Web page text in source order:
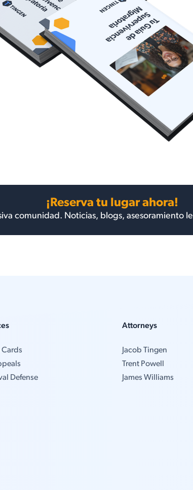
¡Reserva tu lugar ahora!
comunidad. Noticias, blogs, asesoramiento
Cards
Defense
Attorneys
Jacob Tingen
Trent Powell
James Williams